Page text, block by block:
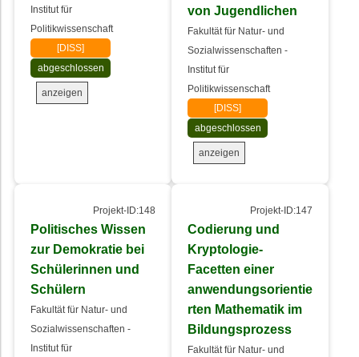
Institut für
Politikwissenschaft
[DISS]
abgeschlossen
anzeigen
von Jugendlichen
Fakultät für Natur- und
Sozialwissenschaften -
Institut für
Politikwissenschaft
[DISS]
abgeschlossen
anzeigen
Projekt-ID:148
Politisches Wissen
zur Demokratie bei
Schülerinnen und
Schülern
Fakultät für Natur- und
Sozialwissenschaften -
Institut für
Projekt-ID:147
Codierung und
Kryptologie-
Facetten einer
anwendungsorientie
rten Mathematik im
Bildungsprozess
Fakultät für Natur- und